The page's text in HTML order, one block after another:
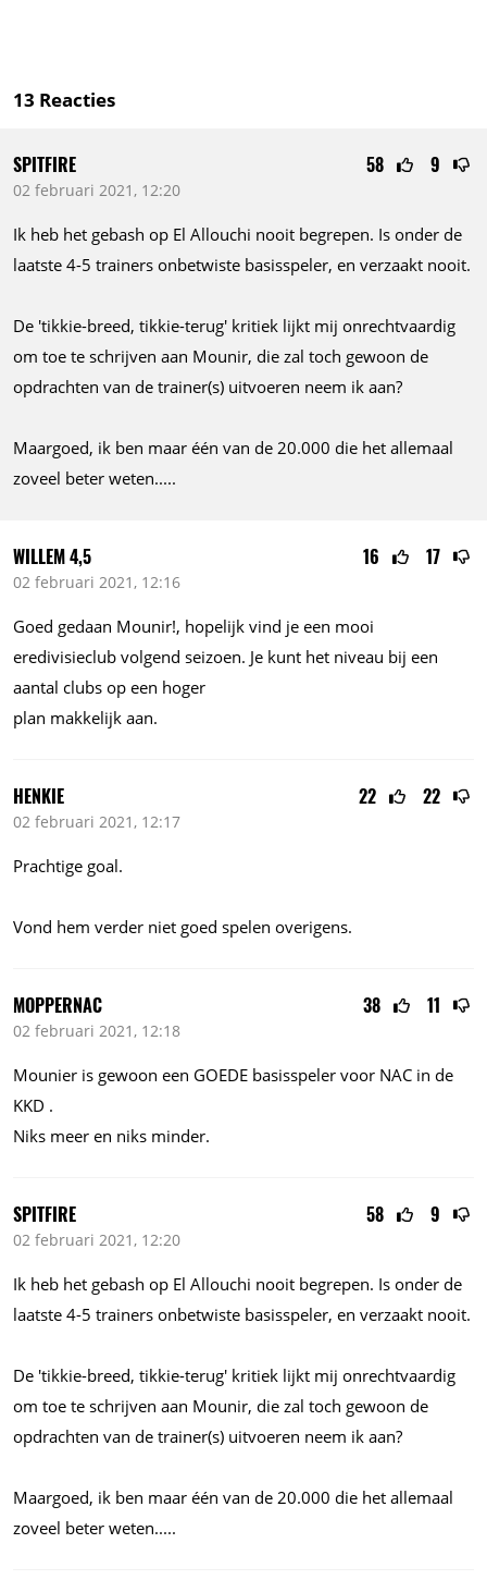
13 Reacties
58 9
SPITFIRE
02 februari 2021, 12:20
Ik heb het gebash op El Allouchi nooit begrepen. Is onder de
laatste 4-5 trainers onbetwiste basisspeler, en verzaakt nooit.
De 'tikkie-breed, tikkie-terug' kritiek lijkt mij onrechtvaardig
om toe te schrijven aan Mounir, die zal toch gewoon de
opdrachten van de trainer(s) uitvoeren neem ik aan?
Maargoed, ik ben maar één van de 20.000 die het allemaal
zoveel beter weten.....
16 17
WILLEM 4,5
02 februari 2021, 12:16
Goed gedaan Mounir!, hopelijk vind je een mooi
eredivisieclub volgend seizoen. Je kunt het niveau bij een
aantal clubs op een hoger
plan makkelijk aan.
22 22
HENKIE
02 februari 2021, 12:17
Prachtige goal.
Vond hem verder niet goed spelen overigens.
38 11
MOPPERNAC
02 februari 2021, 12:18
Mounier is gewoon een GOEDE basisspeler voor NAC in de
KKD .
Niks meer en niks minder.
58 9
SPITFIRE
02 februari 2021, 12:20
Ik heb het gebash op El Allouchi nooit begrepen. Is onder de
laatste 4-5 trainers onbetwiste basisspeler, en verzaakt nooit.
De 'tikkie-breed, tikkie-terug' kritiek lijkt mij onrechtvaardig
om toe te schrijven aan Mounir, die zal toch gewoon de
opdrachten van de trainer(s) uitvoeren neem ik aan?
Maargoed, ik ben maar één van de 20.000 die het allemaal
zoveel beter weten.....